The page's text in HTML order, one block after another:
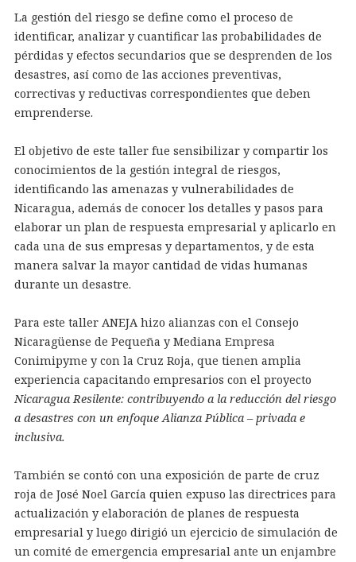
La gestión del riesgo se define como el proceso de
identificar, analizar y cuantificar las probabilidades de
pérdidas y efectos secundarios que se desprenden de los
desastres, así como de las acciones preventivas,
correctivas y reductivas correspondientes que deben
emprenderse.
El objetivo de este taller fue sensibilizar y compartir los
conocimientos de la gestión integral de riesgos,
identificando las amenazas y vulnerabilidades de
Nicaragua, además de conocer los detalles y pasos para
elaborar un plan de respuesta empresarial y aplicarlo en
cada una de sus empresas y departamentos, y de esta
manera salvar la mayor cantidad de vidas humanas
durante un desastre.
Para este taller ANEJA hizo alianzas con el Consejo
Nicaragüense de Pequeña y Mediana Empresa
Conimipyme y con la Cruz Roja, que tienen amplia
experiencia capacitando empresarios con el proyecto
Nicaragua Resilente: contribuyendo a la reducción del riesgo
a desastres con un enfoque Alianza Pública – privada e
inclusiva.
También se contó con una exposición de parte de cruz
roja de José Noel García quien expuso las directrices para
actualización y elaboración de planes de respuesta
empresarial y luego dirigió un ejercicio de simulación de
un comité de emergencia empresarial ante un enjambre